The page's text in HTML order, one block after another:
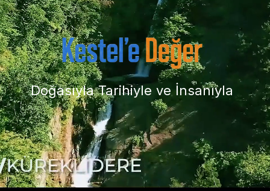
Doğasıyla Tarihiyle ve İnsanıyla